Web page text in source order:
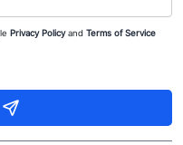
Privacy Policyand Terms of Service